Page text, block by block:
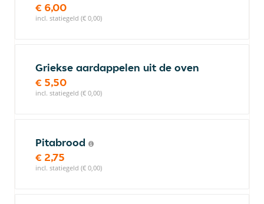
€ 6,00
incl. statiegeld (€ 0,00)
Griekse aardappelen uit de oven
€ 5,50
incl. statiegeld (€ 0,00)
Pitabrood
€ 2,75
incl. statiegeld (€ 0,00)